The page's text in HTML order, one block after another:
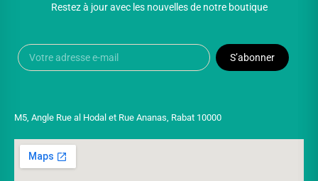
Restez à jour avec les nouvelles de notre boutique
S’abonner
M5, Angle Rue al Hodal et Rue Ananas, Rabat 10000